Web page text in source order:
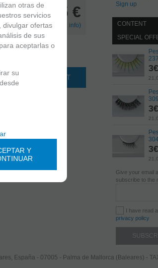
5,25 €
included (+Shipping info)
+
TO SHOPPINGCART
Sign up
CONTENT
SPECIAL
237
3€
309
3€
304
3€
Give your email
subscribe to the
I have read
privacy policy
España - 07005 - Palma de Mallorca (Baleares) -
otras de
servicios
divulgar ofertas
de sus
aceptarlas o
su
Y